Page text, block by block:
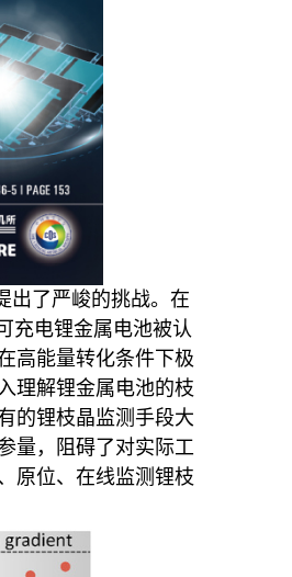
出了严峻的挑战。在
充电锂金属电池被认
高能量转化条件下极
理解锂金属电池的枝
的锂枝晶监测手段大
量，阻碍了对实际工
原位、在线监测锂枝